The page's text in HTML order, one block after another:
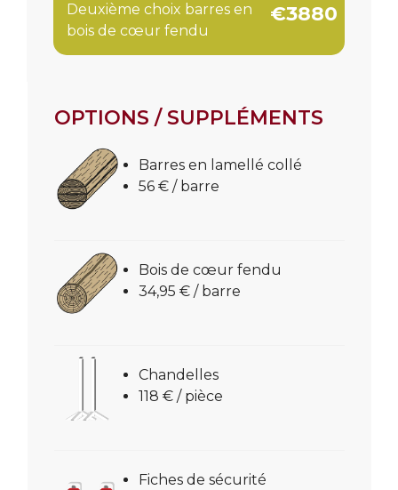
Deuxième choix barres en
bois de cœur fendu
€3880
OPTIONS / SUPPLÉMENTS
Barres en lamellé collé
56 € / barre
Bois de cœur fendu
34,95 € / barre
Chandelles
118 € / pièce
Fiches de sécurité